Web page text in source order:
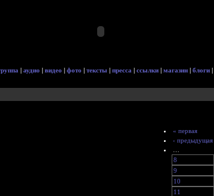
| аудио | видео | фото | тексты | пресса | ссылки | магазин | блоги |
« первая
‹ предыдущая
8
9
10
11